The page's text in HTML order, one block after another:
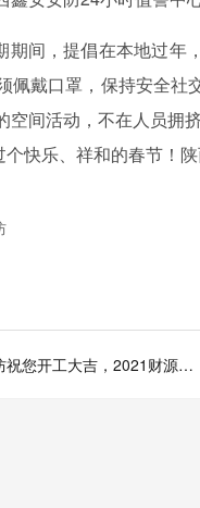
间，提倡在本地过年
佩戴口罩，保持安全
间活动，不在人员拥挤
快乐、祥和的春节！陕
陕西鑫安安防祝您开工大吉，2021财源广进